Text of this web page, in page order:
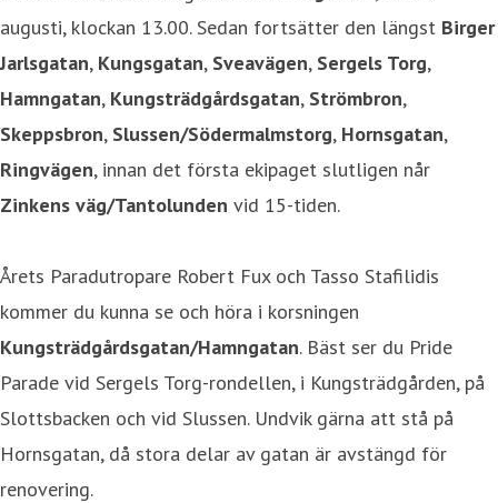
augusti, klockan 13.00. Sedan fortsätter den längst Birger
Jarlsgatan, Kungsgatan, Sveavägen, Sergels Torg,
Hamngatan, Kungsträdgårdsgatan, Strömbron,
Skeppsbron, Slussen/Södermalmstorg, Hornsgatan,
Ringvägen, innan det första ekipaget slutligen når
Zinkens väg/Tantolunden vid 15-tiden.
Årets Paradutropare Robert Fux och Tasso Stafilidis
kommer du kunna se och höra i korsningen
Kungsträdgårdsgatan/Hamngatan. Bäst ser du Pride
Parade vid Sergels Torg-rondellen, i Kungsträdgården, på
Slottsbacken och vid Slussen. Undvik gärna att stå på
Hornsgatan, då stora delar av gatan är avstängd för
renovering.